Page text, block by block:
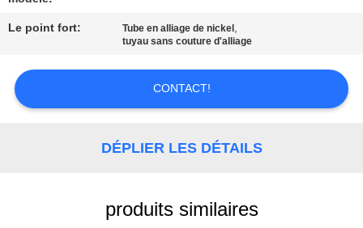
NOUS
NOUVELLES
Le point fort: Tube en alliage de nickel ,
tuyau sans couture d'alliage
CONTACT!
DÉPLIER LES DÉTAILS
produits similaires